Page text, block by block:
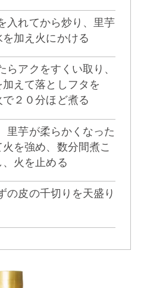
入れてから炒り、里芋
加え火にかける
らアクをすくい取り、
えて落としフタを
２０分ほど煮る
里芋が柔らかくなった
を強め、数分間煮こ
火を止める
の皮の千切りを天盛り